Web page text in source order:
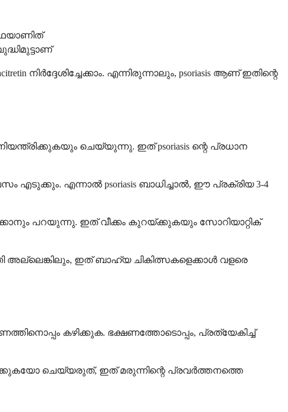
നിർദ്ദേശിച്ചേക്കാം. എന്നിരുന്നാലും, psoriasis ആണ് ഇതിന്റെ
ചെയ്യുന്നു. ഇത് psoriasis ന്റെ പ്രധാന
എടുക്കും. എന്നാൽ psoriasis ബാധിച്ചാൽ, ഈ പ്രക്രിയ 3-4
പറയുന്നു. ഇത് വീക്കം കുറയ്ക്കുകയും സോറിയാറ്റിക്
അല്ലെങ്കിലും, ഇത് ബാഹ്യ ചികിത്സകളെക്കാൾ വളരെ
കഴിക്കുക. ഭക്ഷണത്തോടൊപ്പം, പ്രത്യേകിച്ച്
ചെയ്യരുത്, ഇത് മരുന്നിന്റെ പ്രവർത്തനത്തെ